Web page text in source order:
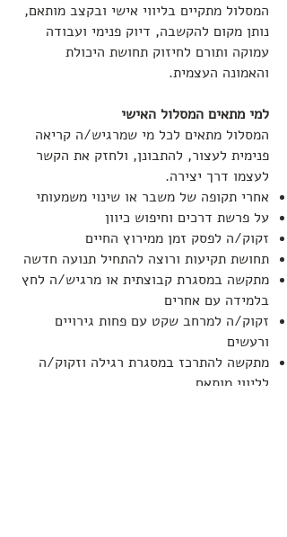
המסלול מתקיים בליווי אישי ובקצב מותאם,
נותן מקום להקשבה, דיוק פנימי ועבודה
עמוקה ותורם לחיזוק תחושת היכולת
והאמונה העצמית.
למי מתאים המסלול האישי
המסלול מתאים לכל מי שמרגיש/ה קריאה
פנימית לעצור, להתבונן, ולחזק את הקשר
לעצמו דרך יצירה.
אחרי תקופה של משבר או שינוי משמעותי
על פרשת דרכים וחיפוש כיוון
זקוק/ה לפסק זמן ממירוץ החיים
תחושת תקיעות ורוצה להתחיל תנועה חדשה
מתקשה במסגרת קבוצתית או מרגיש/ה לחץ
בלמידה עם אחרים
זקוק/ה למרחב שקט עם פחות גירויים
ורעשים
מתקשה להתרכז במסגרת רגילה וזקוק/ה
לליווי מותאם